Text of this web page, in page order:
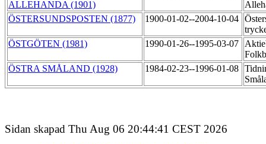
ALLEHANDA (1901)
ÖSTERSUNDSPOSTEN (1877)
1900-01-02--2004-10-04
ÖSTGÖTEN (1981)
1990-01-26--1995-03-07
ÖSTRA SMÅLAND (1928)
1984-02-23--1996-01-08
Sidan skapad Thu Aug 06 20:44:41 CEST 2026